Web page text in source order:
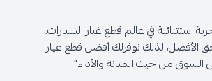
استثنائية في عالم قطع غيار السيارات.
الأفضل، لذلك نوفرلك أفضل قطع غيار
السوق من حيث المتانة والأداء"